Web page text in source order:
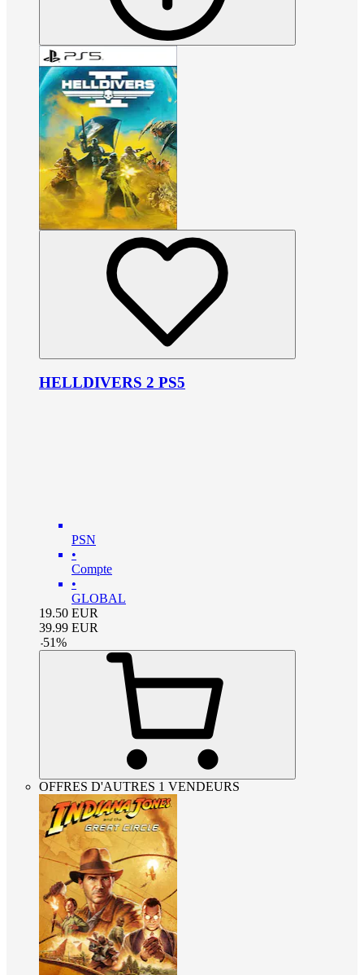
HELLDIVERS 2 PS5
PSN
•
Compte
•
GLOBAL
19.50 EUR
39.99 EUR
-51%
OFFRES D'AUTRES 1 VENDEURS